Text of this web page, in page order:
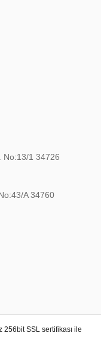
No:13/1 34726
A 34760
256bit SSL sertifikası ile